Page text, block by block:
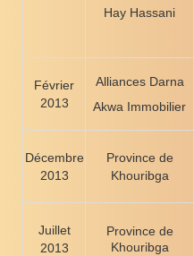
Hay Hassani
Février
2013
Alliances Darna
Akwa Immobilier
Décembre
2013
Province de
Khouribga
Juillet
2013
Province de
Khouribga